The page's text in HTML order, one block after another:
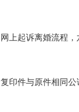
网上起诉离婚流程
复印件与原件相同公